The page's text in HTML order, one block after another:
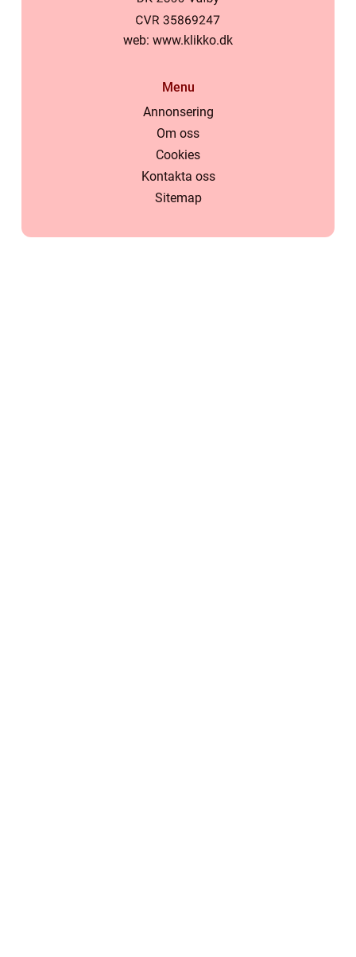
web: www.klikko.dk
Menu
Annonsering
Om oss
Cookies
Kontakta oss
Sitemap